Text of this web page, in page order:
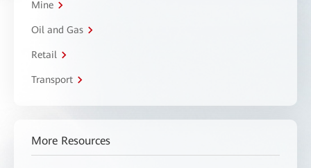
Mine
Oil and Gas
Retail
Transport
More Resources